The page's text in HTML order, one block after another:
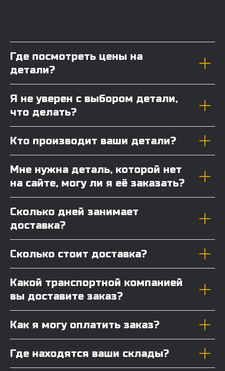
Где посмотреть цены на
детали?
Я не уверен с выбором детали,
что делать?
Кто производит ваши детали?
Мне нужна деталь, которой нет
на сайте, могу ли я её заказать?
Сколько дней занимает
доставка?
Сколько стоит доставка?
Какой транспортной компанией
вы доставите заказ?
Как я могу оплатить заказ?
Где находятся ваши склады?